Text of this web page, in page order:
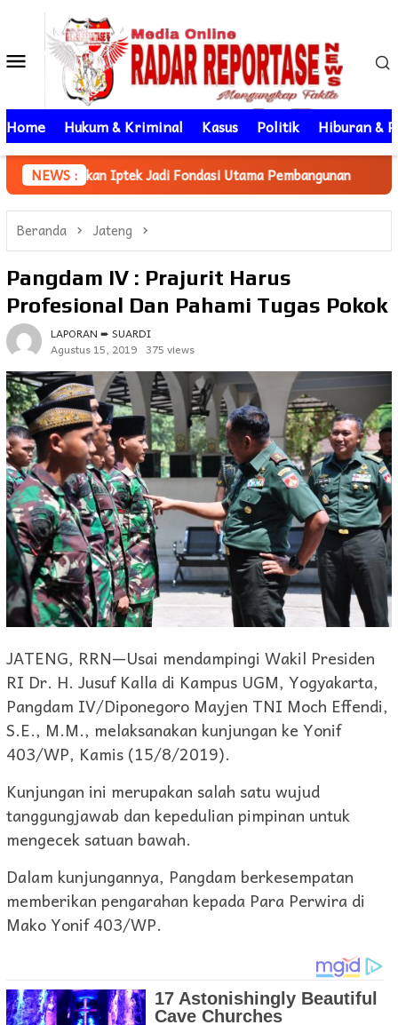
kontenMenu
Mobile
Home Hukum & Kriminal Kasus Politik Hiburan &
NEWS :
Jadi Fondasi Utama Pembangunan Mahasiswa KKN
Beranda Jateng
Pangdam IV : Prajurit Harus
Profesional Dan Pahami Tugas Pokok
LAPORAN ➨ SUARDI
Agustus 15, 2019 375 views
JATENG, RRN—Usai mendampingi Wakil Presiden
RI Dr. H. Jusuf Kalla di Kampus UGM, Yogyakarta,
Pangdam IV/Diponegoro Mayjen TNI Moch Effendi,
S.E., M.M., melaksanakan kunjungan ke Yonif
403/WP, Kamis (15/8/2019).
Kunjungan ini merupakan salah satu wujud
tanggungjawab dan kepedulian pimpinan untuk
mengecek satuan bawah.
Dalam kunjungannya, Pangdam berkesempatan
memberikan pengarahan kepada Para Perwira di
Mako Yonif 403/WP.